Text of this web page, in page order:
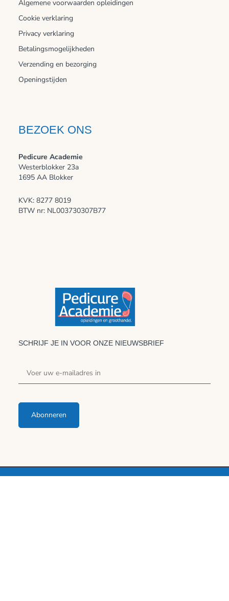
Algemene voorwaarden opleidingen
Cookie verklaring
Privacy verklaring
Betalingsmogelijkheden
Verzending en bezorging
Openingstijden
BEZOEK ONS
Pedicure Academie
Westerblokker 23a
1695 AA Blokker
KVK: 8277 8019
BTW nr: NL003730307B77
SCHRIJF JE IN VOOR ONZE NIEUWSBRIEF
Abonneren